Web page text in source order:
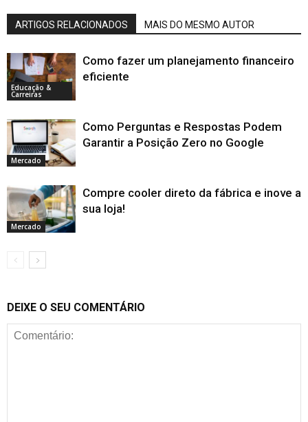
ARTIGOS RELACIONADOS MAIS DO MESMO AUTOR
Educação &
Carreiras
Como fazer um planejamento financeiro
eficiente
Mercado
Como Perguntas e Respostas Podem
Garantir a Posição Zero no Google
Mercado
Compre cooler direto da fábrica e inove a
sua loja!
DEIXE O SEU COMENTÁRIO